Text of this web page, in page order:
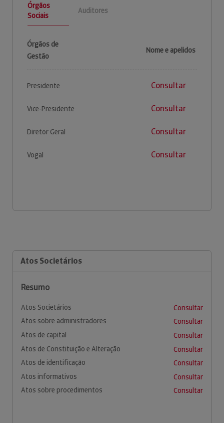
Órgãos
Sociais
Auditores
Órgãos de
Gestão
Nome e apelidos
Presidente Consultar
Vice-Presidente Consultar
Diretor Geral Consultar
Vogal Consultar
Atos Societários
Resumo
Atos Societários
Consultar
Atos sobre administradores
Consultar
Atos de capital
Consultar
Atos de Constituição e Alteração
Consultar
Atos de identificação
Consultar
Atos informativos
Consultar
Atos sobre procedimentos
Consultar